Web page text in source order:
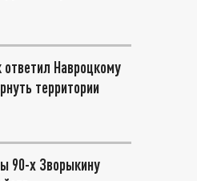
Навроцкому
территории
90-х Зворыкину